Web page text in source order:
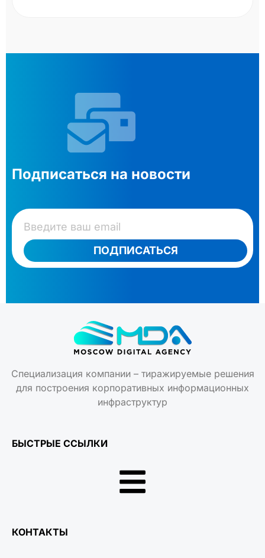
Подписаться на новости
ПОДПИСАТЬСЯ
Специализация компании – тиражируемые решения
для построения корпоративных информационных
инфраструктур
БЫСТРЫЕ ССЫЛКИ
КОНТАКТЫ